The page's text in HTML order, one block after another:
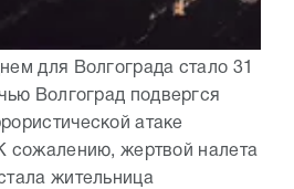
для Волгограда стало 31
Волгоград подвергся
атаке
сожалению, жертвой налета
жительница